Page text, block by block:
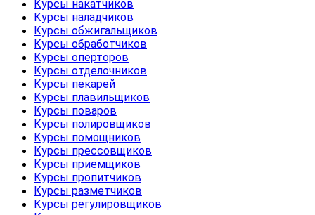
Курсы накатчиков
Курсы наладчиков
Курсы обжигальщиков
Курсы обработчиков
Курсы оперторов
Курсы отделочников
Курсы пекарей
Курсы плавильщиков
Курсы поваров
Курсы полировщиков
Курсы помощников
Курсы прессовщиков
Курсы приемщиков
Курсы пропитчиков
Курсы разметчиков
Курсы регулировщиков